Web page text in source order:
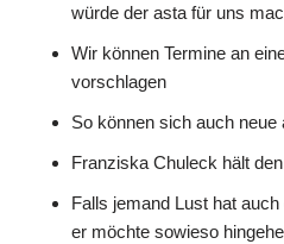
würde der asta für uns
Wir können Termine an
vorschlagen
So können sich auch neue
Franziska Chuleck hält
Falls jemand Lust hat
er möchte sowieso